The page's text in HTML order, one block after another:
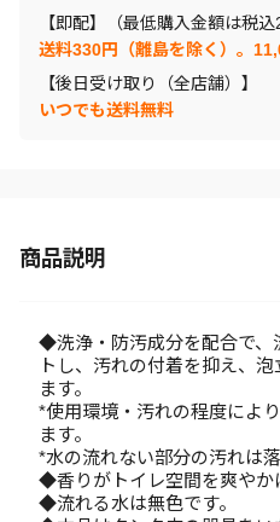
【即配】（最低購入金額は税込
送料330円（離島を除く）。
【後日受け取り（全店舗）】
いつでも送料無料
商品説明
◆洗浄・防汚成分を配合で、
トし、汚れの付着を抑え、
ます。
*使用環境・汚れの程度によ
ます。
*水の流れない部分の汚れは落
◆香りがトイレ空間を爽やか
◆流れる水は無色です。